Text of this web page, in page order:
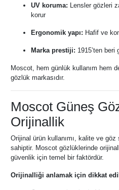
UV koruma: Lensler gözleri
korur
Ergonomik yapı: Hafif ve
Marka prestiji: 1915’ten
Moscot, hem günlük kullanım hem
gözlük markasıdır.
Moscot Güneş
Orijinallik
Orijinal ürün kullanımı, kalite ve göz
sahiptir. Moscot gözlüklerinde
güvenlik için temel bir faktördür.
Orijinalliği anlamak için dikkat